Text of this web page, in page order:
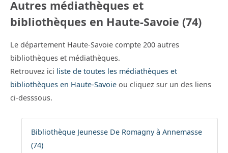
Autres médiathèques et
bibliothèques en Haute-Savoie (74)
Le département Haute-Savoie compte 200 autres
bibliothèques et médiathèques.
Retrouvez ici liste de toutes les médiathèques et
bibliothèques en Haute-Savoie ou cliquez sur un des liens
ci-desssous.
Bibliothèque Jeunesse De Romagny à Annemasse
(74)